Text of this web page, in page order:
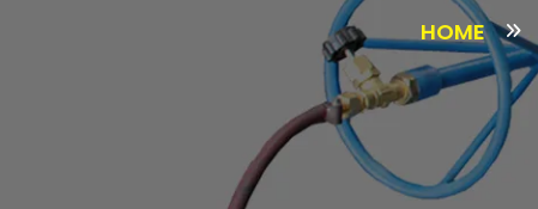
HOME